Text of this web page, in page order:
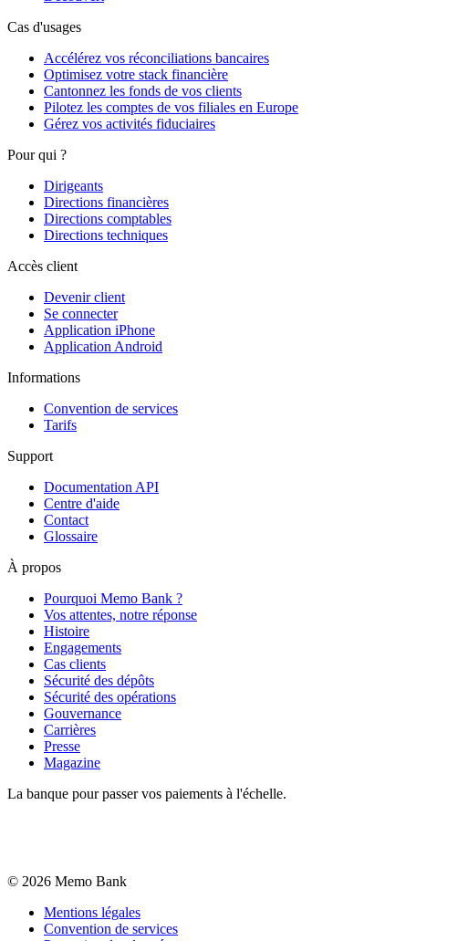
Cas d'usages
Accélérez vos réconciliations bancaires
Optimisez votre stack financière
Cantonnez les fonds de vos clients
Pilotez les comptes de vos filiales en Europe
Gérez vos activités fiduciaires
Pour qui ?
Dirigeants
Directions financières
Directions comptables
Directions techniques
Accès client
Devenir client
Se connecter
Application iPhone
Application Android
Informations
Convention de services
Tarifs
Support
Documentation API
Centre d'aide
Contact
Glossaire
À propos
Pourquoi Memo Bank ?
Vos attentes, notre réponse
Histoire
Engagements
Cas clients
Sécurité des dépôts
Sécurité des opérations
Gouvernance
Carrières
Presse
Magazine
La banque pour passer vos paiements à l'échelle.
© 2026 Memo Bank
Mentions légales
Convention de services